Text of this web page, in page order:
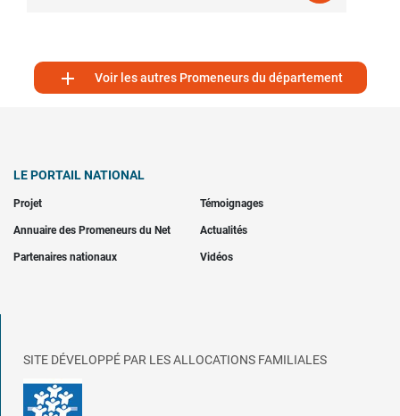
 Voir les autres Promeneurs du département
LE PORTAIL NATIONAL
Projet Témoignages
Annuaire des Promeneurs du Net Actualités
Partenaires nationaux Vidéos
SITE DÉVELOPPÉ PAR LES ALLOCATIONS FAMILIALES